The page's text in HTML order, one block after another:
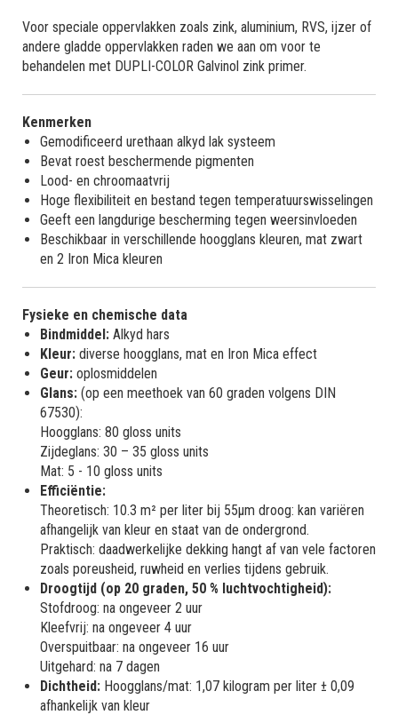
Voor speciale oppervlakken zoals zink, aluminium, RVS, ijzer of
andere gladde oppervlakken raden we aan om voor te
behandelen met DUPLI-COLOR Galvinol zink primer.
Kenmerken
Gemodificeerd urethaan alkyd lak systeem
Bevat roest beschermende pigmenten
Lood- en chroomaatvrij
Hoge flexibiliteit en bestand tegen temperatuurswisselingen
Geeft een langdurige bescherming tegen weersinvloeden
Beschikbaar in verschillende hoogglans kleuren, mat zwart
en 2 Iron Mica kleuren
Fysieke en chemische data
Bindmiddel: Alkyd hars
Kleur: diverse hoogglans, mat en Iron Mica effect
Geur: oplosmiddelen
Glans: (op een meethoek van 60 graden volgens DIN
67530):
Hoogglans: 80 gloss units
Zijdeglans: 30 – 35 gloss units
Mat: 5 - 10 gloss units
Efficiëntie:
Theoretisch: 10.3 m² per liter bij 55µm droog: kan variëren
afhangelijk van kleur en staat van de ondergrond.
Praktisch: daadwerkelijke dekking hangt af van vele factoren
zoals poreusheid, ruwheid en verlies tijdens gebruik.
Droogtijd (op 20 graden, 50 % luchtvochtigheid):
Stofdroog: na ongeveer 2 uur
Kleefvrij: na ongeveer 4 uur
Overspuitbaar: na ongeveer 16 uur
Uitgehard: na 7 dagen
Dichtheid: Hoogglans/mat: 1,07 kilogram per liter ± 0,09
afhankelijk van kleur